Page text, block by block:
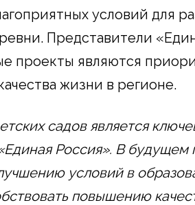
условий для
Представители
проекты являются
жизни в регионе.
садов является
Россия». В будущем
условий в
повышению